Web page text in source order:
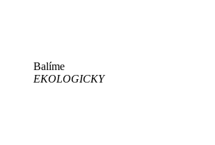
Balíme
EKOLOGICKY